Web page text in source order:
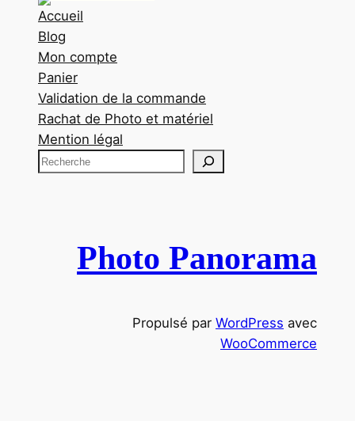
Accueil
Blog
Mon compte
Panier
Validation de la commande
Rachat de Photo et matériel
Mention légal
R
Photo Panorama
Propulsé par WordPress avec
WooCommerce